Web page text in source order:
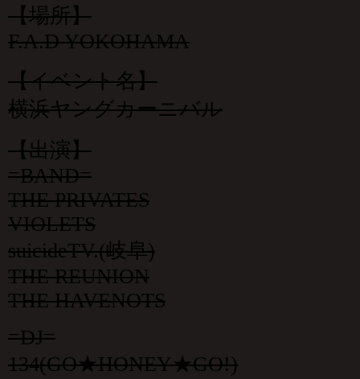
【場所】
F.A.D YOKOHAMA
【イベント名】
横浜ヤングカーニバル
【出演】
=BAND=
THE PRIVATES
VIOLETS
suicideTV.(岐阜)
THE REUNION
THE HAVENOTS
=DJ=
134(GO★HONEY★GO!)